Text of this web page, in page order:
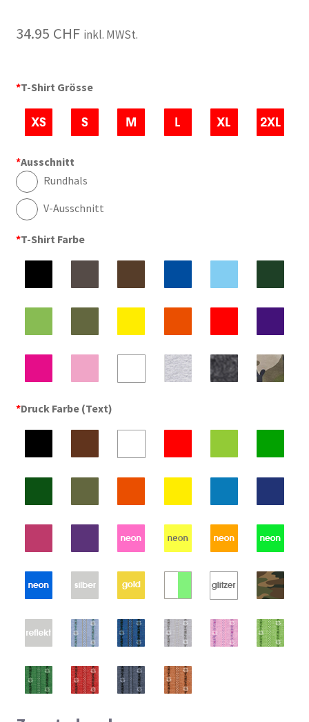
34.95 CHF inkl. MWSt.
*T-Shirt Grösse
*Ausschnitt
Rundhals
V-Ausschnitt
*T-Shirt Farbe
*Druck Farbe (Text)